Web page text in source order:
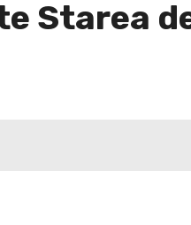
Starea